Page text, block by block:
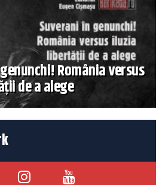
România versus
de a alege